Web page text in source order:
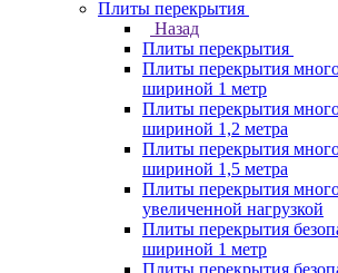
Плиты перекрытия
Назад
Плиты перекрытия
Плиты перекрытия
шириной 1 метр
Плиты перекрытия
шириной 1,2 метра
Плиты перекрытия
шириной 1,5 метра
Плиты перекрытия
увеличенной нагрузкой
Плиты перекрытия
шириной 1 метр
Плиты перекрытия